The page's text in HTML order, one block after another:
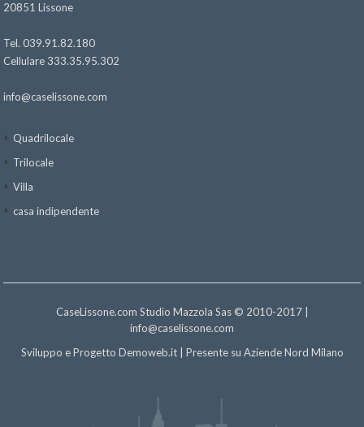
20851 Lissone
Tel. 039.91.82.180
Cellulare 333.35.95.302
info@caselissone.com
Quadrilocale
Trilocale
Villa
casa indipendente
CaseLissone.com Studio Mazzola Sas © 2010-2017 |
info@caselissone.com
Sviluppo e Progetto Demoweb.it| Presente su Aziende Nord Milano